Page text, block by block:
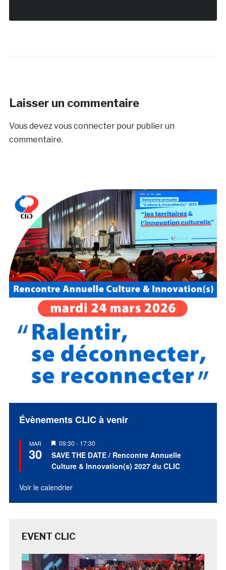
Laisser un commentaire
Vous devezvous connecterpour publier un
commentaire.
Évènements CLIC à venir
MAR
30
Mis
en
avant
09:30 - 17:30
SAVE THE DATE / Rencontre Annuelle
Culture & Innovation(s) 2027 du CLIC
Voir le calendrier
EVENT CLIC